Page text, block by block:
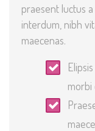
praesent luctus
interdum, nibh
maecenas.
morbi